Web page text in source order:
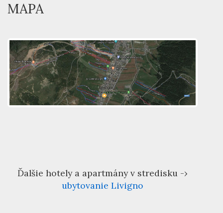
MAPA
Ďalšie hotely a apartmány v stredisku -›
ubytovanie Livigno